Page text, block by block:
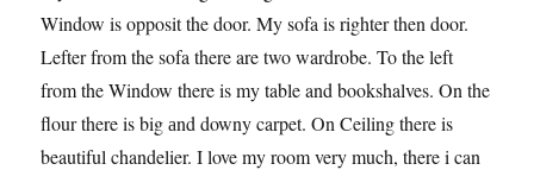
Window is opposit the door. My sofa is righter then door.
Lefter from the sofa there are two wardrobe. To the left
from the Window there is my table and bookshalves. On the
flour there is big аnd downy carpet. On Ceiling there is
beautiful chandelier. I love my room very much, there i can